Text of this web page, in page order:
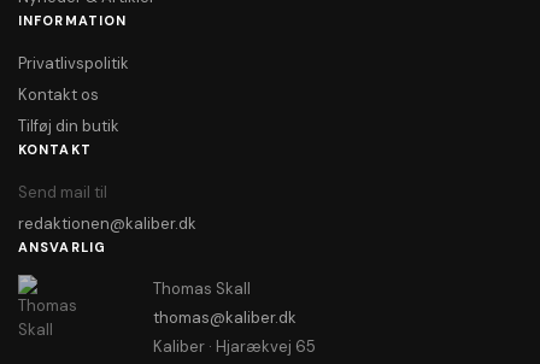
INFORMATION
Privatlivspolitik
Kontakt os
Tilføj din butik
KONTAKT
Send mail til
redaktionen@kaliber.dk
ANSVARLIG
Thomas Skall
thomas@kaliber.dk
Kaliber · Hjarækvej 65